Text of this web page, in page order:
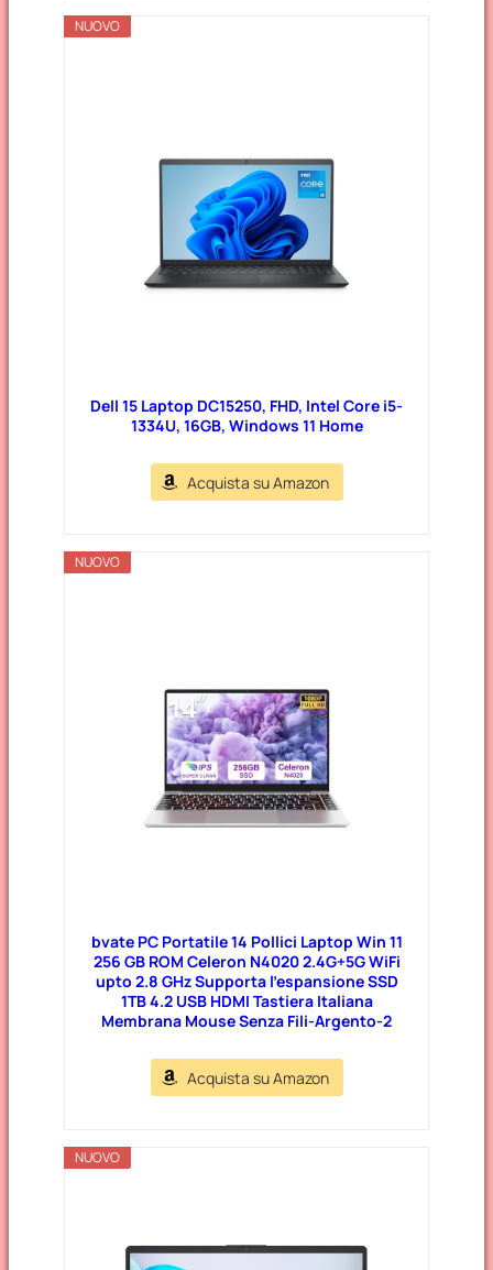
NUOVO
Dell 15 Laptop DC15250, FHD, Intel Core i5-
1334U, 16GB, Windows 11 Home
Acquista su Amazon
NUOVO
bvate PC Portatile 14 Pollici Laptop Win 11
256 GB ROM Celeron N4020 2.4G+5G WiFi
upto 2.8 GHz Supporta l’espansione SSD
1TB 4.2 USB HDMI Tastiera Italiana
Membrana Mouse Senza Fili-Argento-2
Acquista su Amazon
NUOVO